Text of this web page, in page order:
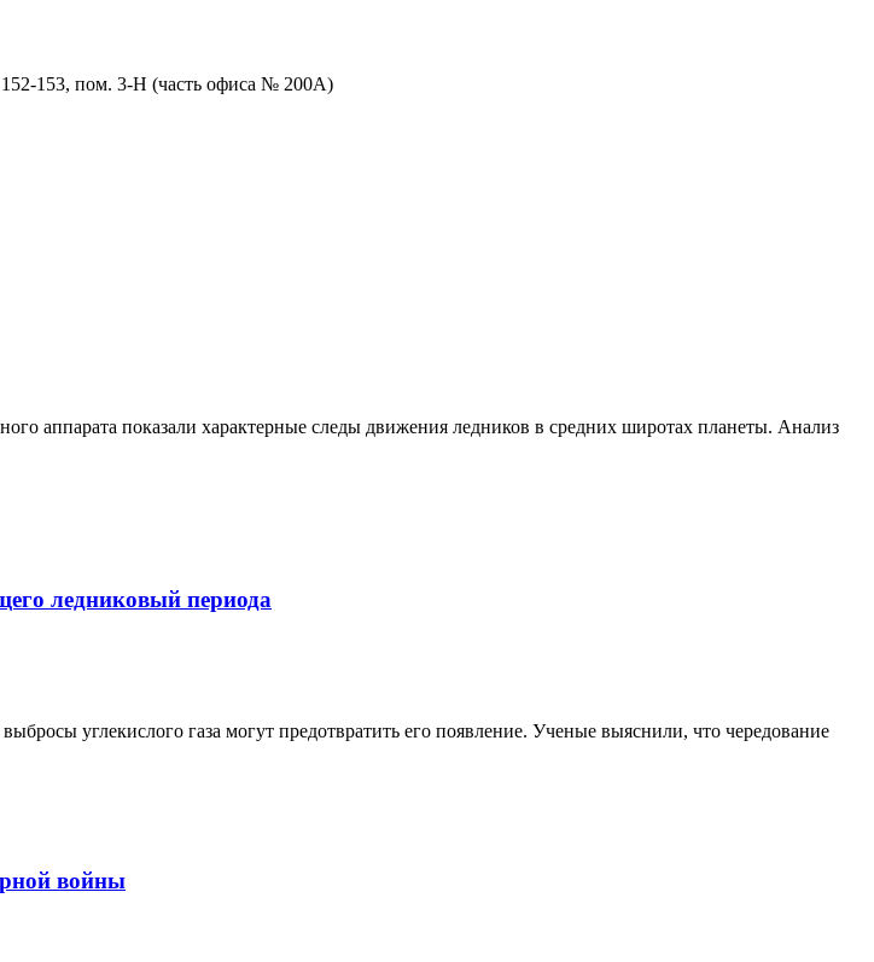
152-153, пом. 3-Н (часть офиса № 200А)
аппарата показали характерные следы движения ледников в средних широтах планеты. Анализ
ледниковый периода
углекислого газа могут предотвратить его появление. Ученые выяснили, что чередование
войны